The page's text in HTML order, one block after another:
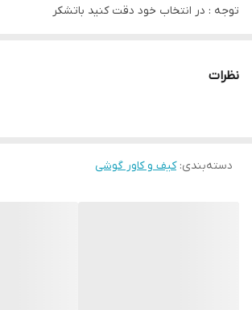
توجه : در انتخاب خود دقت کنید باتشکر
نظرات
دسته‌بندی:کیف و کاور گوشی